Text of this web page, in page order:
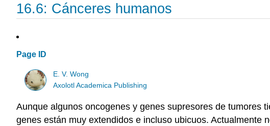
16.6: Cánceres humanos
Page ID
E. V. Wong
Axolotl Academica Publishing
Aunque algunos oncogenes y genes supresores de tumores
genes están muy extendidos e incluso ubicuos. Actualmente